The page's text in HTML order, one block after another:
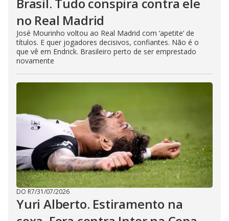
no Real Madrid
José Mourinho voltou ao Real Madrid com ‘apetite’ de
títulos. E quer jogadores decisivos, confiantes. Não é o
que vê em Endrick. Brasileiro perto de ser emprestado
novamente
DO R7/31/07/2026
Yuri Alberto. Estiramento na